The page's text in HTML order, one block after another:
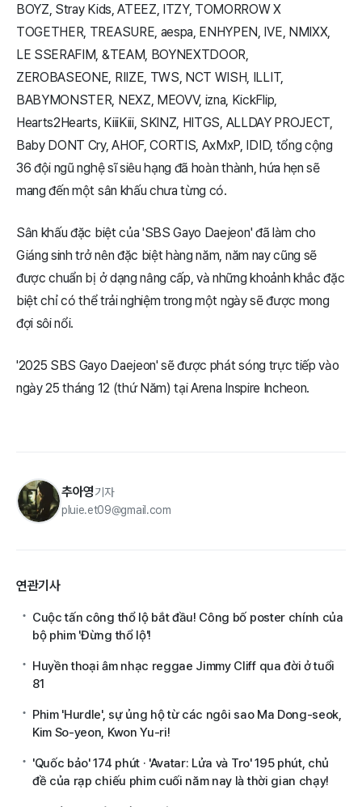
BOYZ, Stray Kids, ATEEZ, ITZY, TOMORROW X
TOGETHER, TREASURE, aespa, ENHYPEN, IVE, NMIXX,
LE SSERAFIM, &TEAM, BOYNEXTDOOR,
ZEROBASEONE, RIIZE, TWS, NCT WISH, ILLIT,
BABYMONSTER, NEXZ, MEOVV, izna, KickFlip,
Hearts2Hearts, KiiiKiii, SKINZ, HITGS, ALLDAY PROJECT,
Baby DONT Cry, AHOF, CORTIS, AxMxP, IDID, tổng cộng
36 đội ngũ nghệ sĩ siêu hạng đã hoàn thành, hứa hẹn sẽ
mang đến một sân khấu chưa từng có.
Sân khấu đặc biệt của 'SBS Gayo Daejeon' đã làm cho
Giáng sinh trở nên đặc biệt hàng năm, năm nay cũng sẽ
được chuẩn bị ở dạng nâng cấp, và những khoảnh khắc đặc
biệt chỉ có thể trải nghiệm trong một ngày sẽ được mong
đợi sôi nổi.
'2025 SBS Gayo Daejeon' sẽ được phát sóng trực tiếp vào
ngày 25 tháng 12 (thứ Năm) tại Arena Inspire Incheon.
추아영기자
pluie.et09@gmail.com
연관기사
Cuộc tấn công thổ lộ bắt đầu! Công bố poster chính của
bộ phim 'Đừng thổ lộ'!
Huyền thoại âm nhạc reggae Jimmy Cliff qua đời ở tuổi
81
Phim 'Hurdle', sự ủng hộ từ các ngôi sao Ma Dong-seok,
Kim So-yeon, Kwon Yu-ri!
'Quốc bảo' 174 phút · 'Avatar: Lửa và Tro' 195 phút, chủ
đề của rạp chiếu phim cuối năm nay là thời gian chạy!